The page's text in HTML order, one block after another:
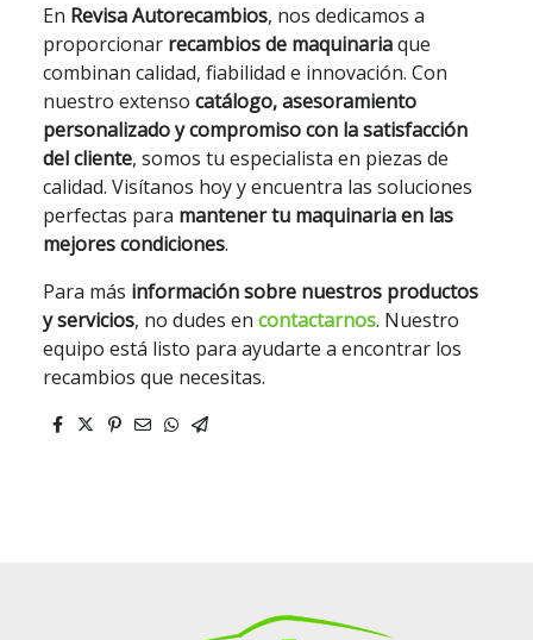
En Revisa Autorecambios, nos dedicamos a
proporcionar recambios de maquinariaque
combinan calidad, fiabilidad e innovación. Con
nuestro extenso catálogo, asesoramiento
personalizado y compromiso con la satisfacción
del cliente, somos tu especialista en piezas de
calidad. Visítanos hoy y encuentra las soluciones
perfectas para mantener tu maquinaria en las
mejores condiciones.
Para más información sobre nuestros productos
y servicios, no dudes en contactarnos. Nuestro
equipo está listo para ayudarte a encontrar los
recambios que necesitas.